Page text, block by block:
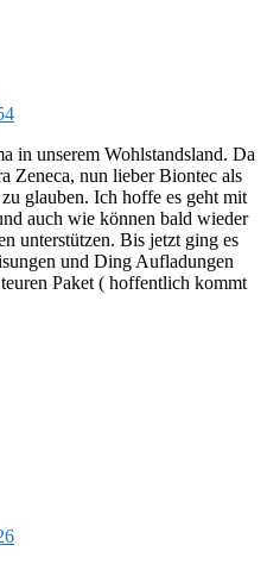
in unserem Wohlstandsland. Da
Zeneca, nun lieber Biontec als
glauben. Ich hoffe es geht mit
auch wie können bald wieder
unterstützen. Bis jetzt ging es
und Ding Aufladungen
Paket ( hoffentlich kommt